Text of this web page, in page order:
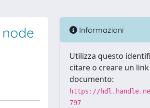
Informazioni
Utilizza questo
citare o creare un
documento:
https://
797